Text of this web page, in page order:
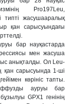
Pro197Leu,
типті жасушааралық
қан сарысуындағы
бар науқастарда
мен жасуша
анықталды. Ол Leu-
қан сарысуында 1-ші
көрініс тапты.
ауруы бар
GPX1 генінің